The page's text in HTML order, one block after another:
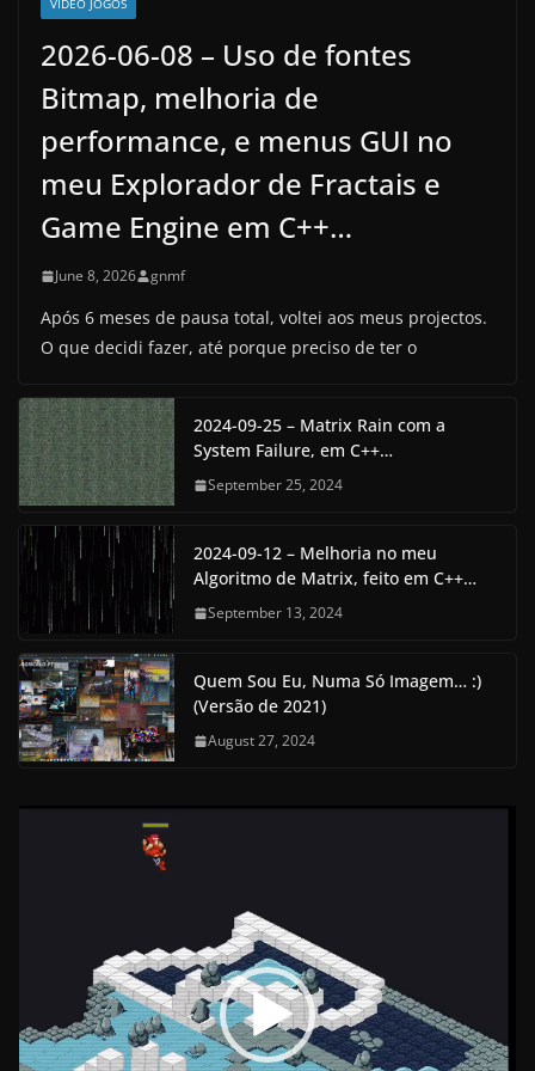
VIDEO JOGOS
2026-06-08 – Uso de fontes
Bitmap, melhoria de
performance, e menus GUI no
meu Explorador de Fractais e
Game Engine em C++…
June 8, 2026 gnmf
Após 6 meses de pausa total, voltei aos meus projectos.
O que decidi fazer, até porque preciso de ter o
2024-09-25 – Matrix Rain com a
System Failure, em C++…
September 25, 2024
2024-09-12 – Melhoria no meu
Algoritmo de Matrix, feito em C++…
September 13, 2024
Quem Sou Eu, Numa Só Imagem… :)
(Versão de 2021)
August 27, 2024
a
y